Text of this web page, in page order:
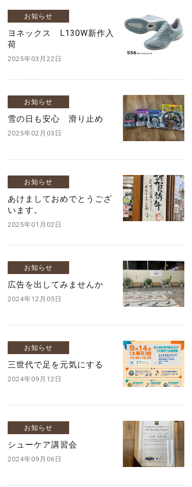
お知らせ
ヨネックス L130W新作入
荷
2025年03月22日
お知らせ
雪の日も安心 滑り止め
2025年02月03日
お知らせ
あけましておめでとうござ
います。
2025年01月02日
お知らせ
広告を出してみませんか
2024年12月05日
お知らせ
三世代で足を元気にする
2024年09月12日
お知らせ
シューケア講習会
2024年09月06日